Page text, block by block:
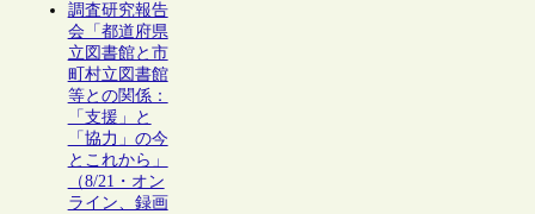
調査研究報告
会「都道府県
立図書館と市
町村立図書館
等との関係：
「支援」と
「協力」の今
とこれから」
（8/21・オン
ライン、録画